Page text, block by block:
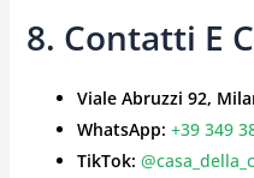
8. Contatti E
Viale Abruzzi 92,
WhatsApp: +39 349
TikTok: